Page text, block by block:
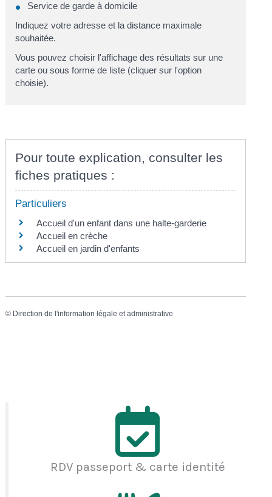
Service de garde à domicile
Indiquez votre adresse et la distance maximale
souhaitée.
Vous pouvez choisir l'affichage des résultats sur une
carte ou sous forme de liste (cliquer sur l'option
choisie).
Pour toute explication, consulter les
fiches pratiques :
Particuliers
Accueil d'un enfant dans une halte-garderie
Accueil en crèche
Accueil en jardin d'enfants
© Direction de l'information légale et administrative
RDV passeport & carte identité